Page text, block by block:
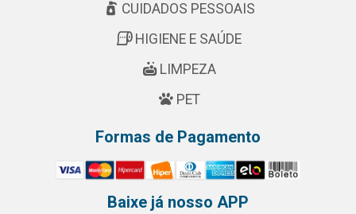
CUIDADOS PESSOAIS
HIGIENE E SAÚDE
LIMPEZA
PET
Formas de Pagamento
Baixe já nosso APP